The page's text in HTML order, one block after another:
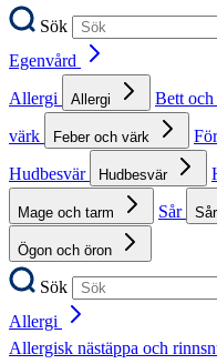
Sök
Egenvård
Allergi
Allergi Bett
värk
Feber och värk
Hudbesvär
Hudbesvär
Mage och tarm Sår Sår
Ögon och öron
Sök
Allergi
Allergisk nästäppa och